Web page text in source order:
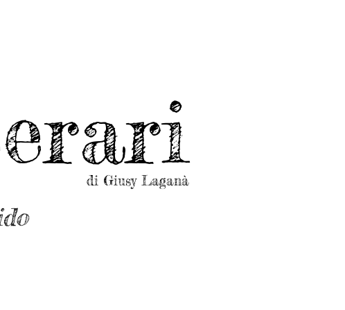
di Giusy Laganà